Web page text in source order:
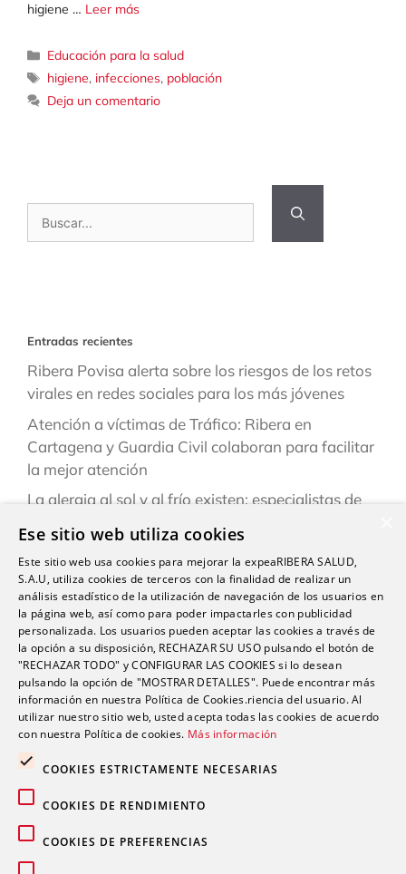
higiene … Leer más
Categorías
Educación para la salud
Etiquetas
higiene, infecciones, población
Deja un comentario
Entradas recientes
Ribera Povisa alerta sobre los riesgos de los retos
virales en redes sociales para los más jóvenes
Atención a víctimas de Tráfico: Ribera en
Cartagena y Guardia Civil colaboran para facilitar
la mejor atención
La alergia al sol y al frío existen: especialistas de
este verano
“Una persona puede estar infestada y contagiar a
otras durante semanas antes de darse cuenta de
que tiene sarna”
Ardor, hinchazón o dolor abdominal: los síntomas
del sistema Digestivo que no siempre son
inofensivos
Comentarios recientes
Ese sitio web utiliza cookies
Este sitio web usa cookies para mejorar la expeaRIBERA SALUD,
S.A.U, utiliza cookies de terceros con la finalidad de realizar un
análisis estadístico de la utilización de navegación de los usuarios en
la página web, así como para poder impactarles con publicidad
personalizada. Los usuarios pueden aceptar las cookies a través de
la opción a su disposición, RECHAZAR SU USO pulsando el botón de
"RECHAZAR TODO" y CONFIGURAR LAS COOKIES si lo desean
pulsando la opción de "MOSTRAR DETALLES". Puede encontrar más
información en nuestra Política de Cookies.riencia del usuario. Al
utilizar nuestro sitio web, usted acepta todas las cookies de acuerdo
con nuestra Política de cookies. Más información
COOKIES ESTRICTAMENTE NECESARIAS
COOKIES DE RENDIMIENTO
COOKIES DE PREFERENCIAS